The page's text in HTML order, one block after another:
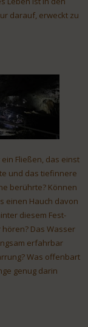
darauf, erweckt zu
Fließen, das einst
und das tiefinnere
berührte? Können
einen Hauch davon
diesem Fest-
Das Wasser
erfahrbar
Was offenbart
genug darin